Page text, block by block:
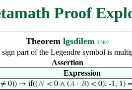
Proof
Theorem lgsdilem 27497
sign part of the Legendre symbol is
Assertion
Expression
0)) → if((𝑁 < 0 ∧ (𝐴· 𝐵) < 0), -1, 1)